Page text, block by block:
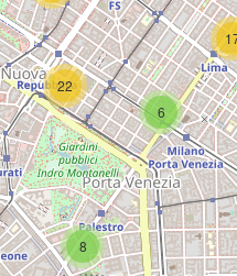
8
22
6